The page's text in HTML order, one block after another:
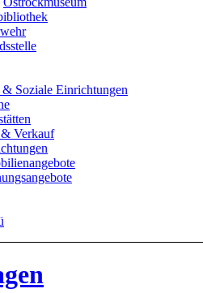
Soziale Einrichtungen
Verkauf